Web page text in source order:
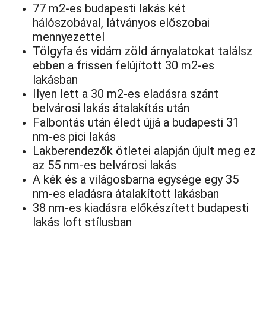
77 m2-es budapesti lakás két
hálószobával, látványos előszobai
mennyezettel
Tölgyfa és vidám zöld árnyalatokat találsz
ebben a frissen felújított 30 m2-es
lakásban
Ilyen lett a 30 m2-es eladásra szánt
belvárosi lakás átalakítás után
Falbontás után éledt újjá a budapesti 31
nm-es pici lakás
Lakberendezők ötletei alapján újult meg ez
az 55 nm-es belvárosi lakás
A kék és a világosbarna egysége egy 35
nm-es eladásra átalakított lakásban
38 nm-es kiadásra előkészített budapesti
lakás loft stílusban